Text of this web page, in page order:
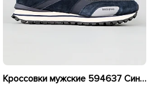
Кроссовки мужские 594637 Синие